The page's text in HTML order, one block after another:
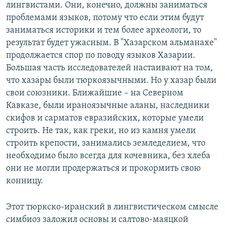
лингвистами. Они, конечно, должны заниматься
проблемами языков, потому что если этим будут
заниматься историки и тем более археологи, то
результат будет ужасным. В "Хазарском альманахе"
продолжается спор по поводу языков Хазарии.
Большая часть исследователей настаивают на том,
что хазары были тюркоязычными. Но у хазар были
свои союзники. Ближайшие – на Северном
Кавказе, были ираноязычные аланы, наследники
скифов и сарматов евразийских, которые умели
строить. Не так, как греки, но из камня умели
строить крепости, занимались земледелием, что
необходимо было всегда для кочевника, без хлеба
они не могли продержаться и прокормить свою
конницу.
Этот тюркско-иранский в лингвистическом смысле
симбиоз заложил основы и салтово-маяцкой